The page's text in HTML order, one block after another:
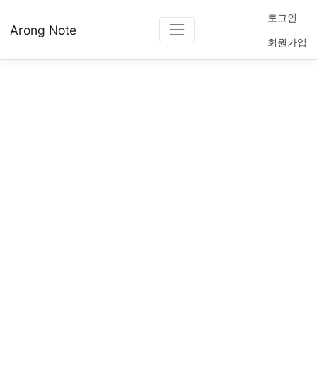
Arong Note
로그인
회원가입